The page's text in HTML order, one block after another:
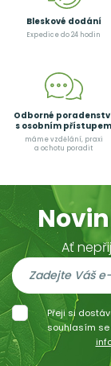
Bleskové dodání
Expedice do 24 hodin
Odborné
s osobním přístupem
máme vzdělání, praxi
a ochotu poradit
Ať
Přeji si
souhlasím se